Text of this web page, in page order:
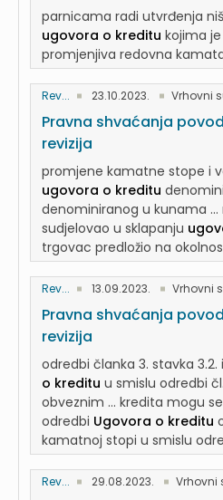
parnicama radi utvrđenja
ugovora o kreditu kojima
promjenjiva redovna
Rev... 23.10.2023. Vrhovni
Pravna shvaćanja
revizija
promjene kamatne stope i
ugovora o kreditu
denominiranog u kunama
sudjelovao u sklapanju
trgovac predložio na
Rev... 13.09.2023. Vrhovni
Pravna shvaćanja
revizija
odredbi članka 3. stavka 3.2.
o kreditu u smislu odredbi
obveznim ... kredita mogu
odredbi Ugovora o kreditu
kamatnoj stopi u smislu
Rev... 29.08.2023. Vrhovni